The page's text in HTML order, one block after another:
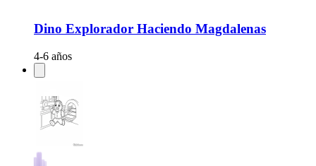
Dino Explorador Haciendo Magdalenas
4-6 años